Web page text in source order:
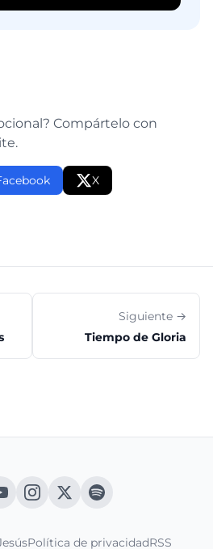
Compártelo con
X
Siguiente →
Tiempo de Gloria
Política de privacidadRSS